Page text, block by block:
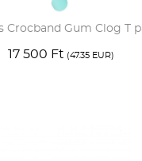
Crocband Gum Clog T
17 500 Ft (47.35 EUR)